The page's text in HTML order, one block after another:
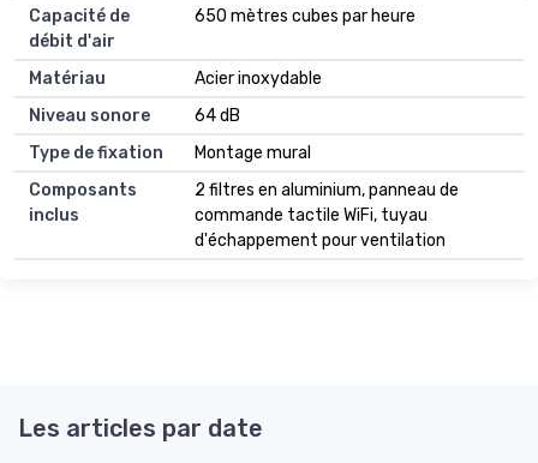
Capacité de
débit d'air
650 mètres cubes par heure
Matériau
Acier inoxydable
Niveau sonore
64 dB
Type de fixation
Montage mural
Composants
inclus
2 filtres en aluminium, panneau de
commande tactile WiFi, tuyau
d'échappement pour ventilation
Les articles par date